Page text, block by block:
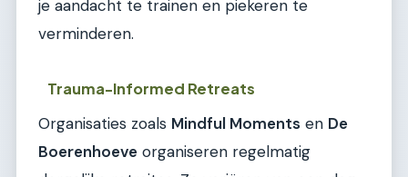
je aandacht te trainen en piekeren te
verminderen.
Trauma-Informed Retreats
Organisaties zoals Mindful Moments en De
Boerenhoeve organiseren regelmatig